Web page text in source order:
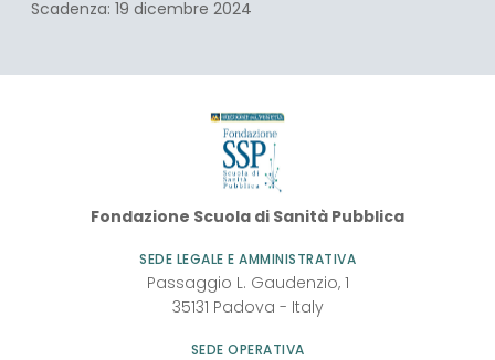
Scadenza: 19 dicembre 2024
Fondazione
Fondazione Scuola di Sanità Pubblica
SEDE LEGALE E AMMINISTRATIVA
Passaggio L. Gaudenzio, 1
35131 Padova - Italy
SEDE OPERATIVA